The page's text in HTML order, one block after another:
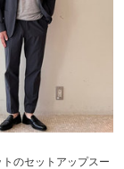
のセットアップスー